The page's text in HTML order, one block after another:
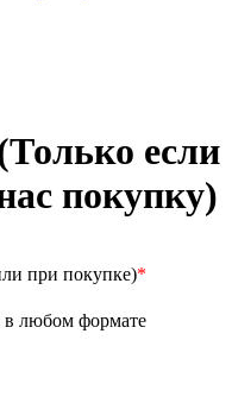
если
покупку)
при покупке)*
в любом формате